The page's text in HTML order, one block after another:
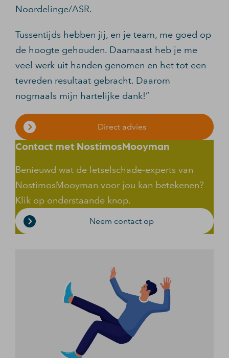
Noordelinge/ASR.
Tussentijds hebben jij, en je team, me goed op
de hoogte gehouden. Daarnaast heb je me
veel werk uit handen genomen en het tot een
tevreden resultaat gebracht. Daarom
nogmaals mijn hartelijke dank!”
Direct advies
Contact met NostimosMooyman
Benieuwd wat de letselschade-experts van
NostimosMooyman voor jou kan betekenen?
Klik op onderstaande knop.
Neem contact op